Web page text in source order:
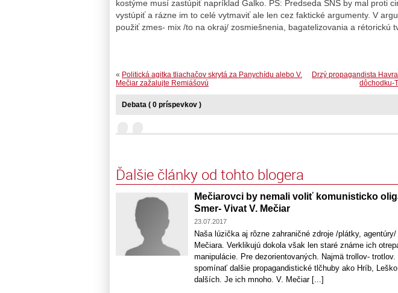
kostýme musí zastúpiť napríklad Galko. PS: Predseda SNS by mal proti
vystúpiť a rázne im to celé vytmaviť ale len cez faktické argumenty. V
použiť zmes- mix /to na okraj/ zosmiešnenia, bagatelizovania a rétorickú
Drzý propagandista
dôchodku-
« Politická agitka tliachačov skrytá za Panychídu alebo V.
Mečiar zažalujte Remiášovú
Debata ( 0 príspevkov )
Ďalšie články od tohto blogera
Mečiarovci by nemali voliť komunisticko
Smer- Vivat V. Mečiar
23.07.2017
Naša lúzička aj rôzne zahraničné zdroje /plátky,
Mečiara. Verklikujú dokola však len staré známe ich
manipulácie. Pre dezorientovaných. Najmä trollov-
spomínať dalšie propagandistické tlčhuby ako Hríb,
dalších. Je ich mnoho. V. Mečiar [...]